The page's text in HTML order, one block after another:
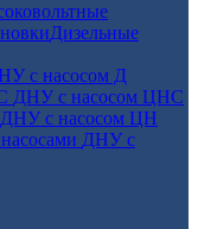
Дизельные
с насосом Д
ДНУ с насосом ЦНС
ДНУ с насосом ЦН
ДНУ с